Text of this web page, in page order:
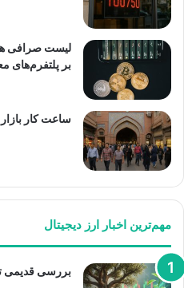
لیست صرافی
بر پلتفرم‌های
ساعت کار بازار طلای 15
مهم‌ترین اخبار ارز دیجیتال
بررسی قدیمی